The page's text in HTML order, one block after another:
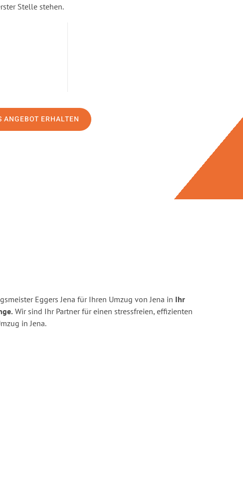
Stelle stehen.
ERHALTEN
Eggers Jena für Ihren Umzug von Jena in Ihr
Wir sind Ihr Partner für einen stressfreien, effizienten
in Jena.